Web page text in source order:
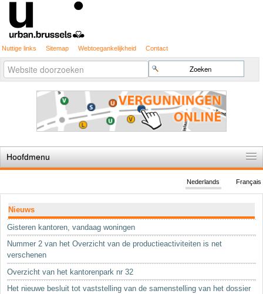
Nuttige links Sitemap Webtoegankelijkheid Contact
Zoek
Geavanceerd
zoeken...
Hoofdmenu
De spelregels
Stedenbouwkundige vergunning
Cartografie
Studies en publicaties
Sleutelwoorden
Stedenbouwkundige inlichtingen
Français
Nederlands
Nieuws
Gisteren kantoren, vandaag woningen
Nummer 2 van het Overzicht van de productieactiviteiten is net
verschenen
Overzicht van het kantorenpark nr 32
Het nieuwe besluit tot vaststelling van de samenstelling van het dossier